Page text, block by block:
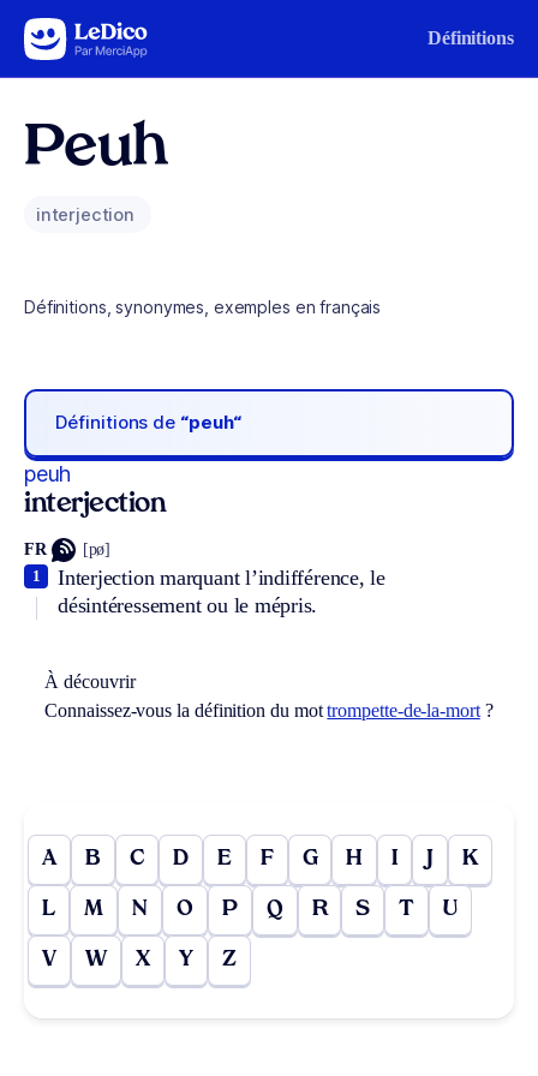
Aller au contenu Définitions
Peuh
interjection
Définitions, synonymes, exemples en français
Définitions de “peuh“
peuh
interjection
FR [pø]
Interjection marquant l’indifférence, le
désintéressement ou le mépris.
1
À découvrir
Connaissez-vous la définition du mottrompette-de-la-mort?
A B C D E F G H I J K
L M N O P Q R S T U
V W X Y Z